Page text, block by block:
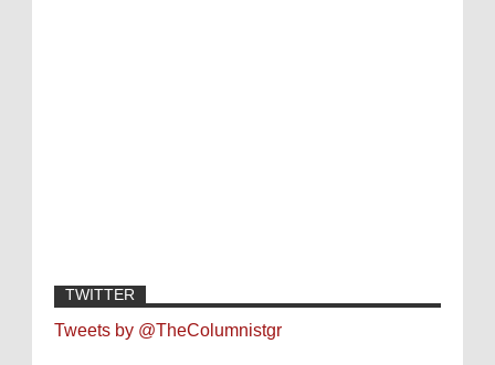
TWITTER
Tweets by @TheColumnistgr